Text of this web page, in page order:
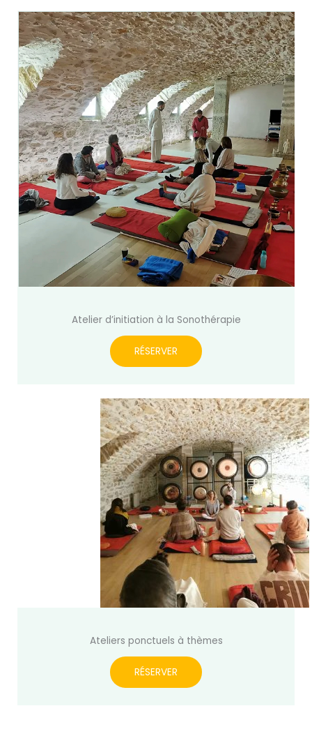
Atelier d’initiation à la Sonothérapie
RÉSERVER
Ateliers ponctuels à thèmes
RÉSERVER